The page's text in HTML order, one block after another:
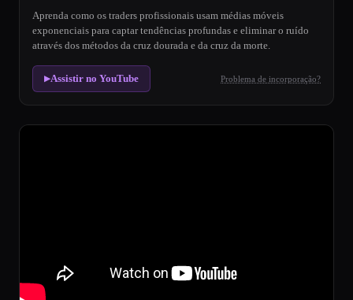
Aprenda como os traders profissionais usam médias móveis
exponenciais para captar tendências profundas e eliminar o ruído
através dos métodos da cruz dourada e da cruz da morte.
▶Assistir no YouTube Problema de incorporação?